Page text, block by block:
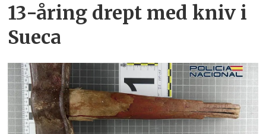
13-åring drept med kniv i
Sueca